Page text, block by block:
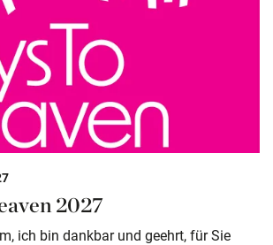
2027
ich bin dankbar und geehrt, für Sie